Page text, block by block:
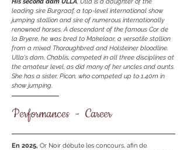
leading sire Burgraaf, a top-level international show
jumping stallion and sire of numerous internationally
renowned horses. A descendant of the famous Cor de
la Bryere, he was bred to Makelaar, a versatile stallion
from a mixed Thoroughbred and Holsteiner bloodline.
Ulla's dam, Chablis, competed in all three disciplines at
the amateur level, as did many of her uncles and aunts.
She has a sister, Picon, who competed up to 1.40m in
show jumping.
Performances - Career
En 2025, Or Noir débute les concours, afin de